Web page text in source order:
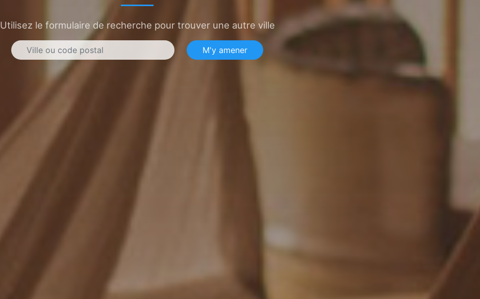
Utilisez le formulaire de recherche pour trouver une autre ville
M'y amener